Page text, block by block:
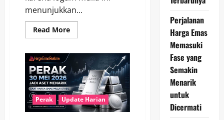
menunjukkan...
Read MoreRead
more
Perak
Juli
2026
Berpotensi
Menguat
Seiring
Meningkatnya
Permintaan
Perak Update Harian
Perjalanan
Harga Emas
Memasuki
Fase yang
Semakin
Menarik
untuk
Dicermati